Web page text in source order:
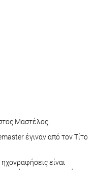
Μαστέλος.
έγιναν από τον Τίτο
είναι